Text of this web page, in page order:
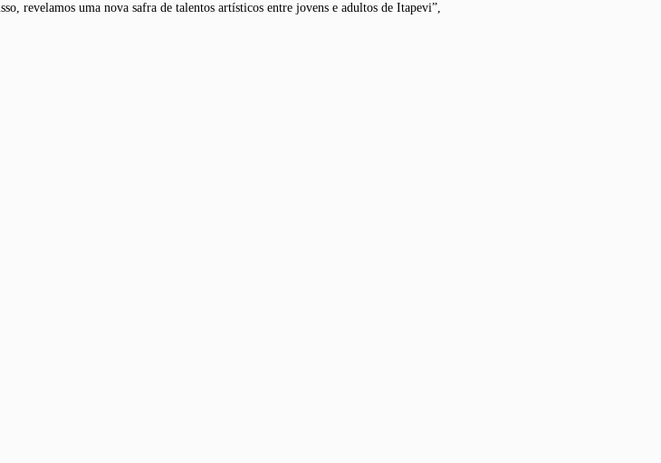
revelamos uma nova safra de talentos artísticos entre jovens e adultos de Itapevi”,